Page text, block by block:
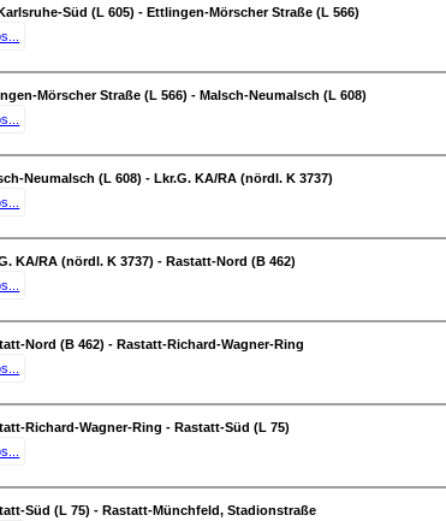
Süd (L 605) - Ettlingen-Mörscher Straße (L 566)
Mörscher Straße (L 566) - Malsch-Neumalsch (L 608)
Neumalsch (L 608) - Lkr.G. KA/RA (nördl. K 3737)
KA/RA (nördl. K 3737) - Rastatt-Nord (B 462)
Nord (B 462) - Rastatt-Richard-Wagner-Ring
Richard-Wagner-Ring - Rastatt-Süd (L 75)
Süd (L 75) - Rastatt-Münchfeld, Stadionstraße